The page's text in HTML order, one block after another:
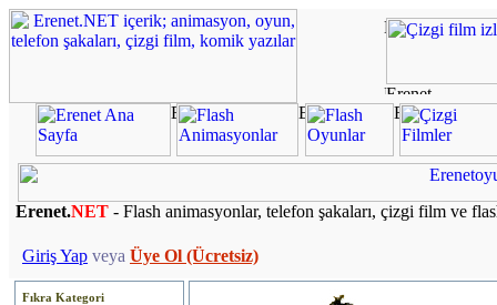
Erenet.NET - Flash animasyonlar, telefon şakaları, çizgi film ve
Giriş Yap veya Üye Ol (Ücretsiz)
Fıkra Kategori